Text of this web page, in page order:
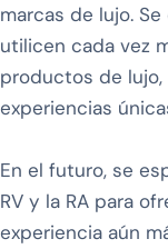
marcas de lujo.
utilicen cada vez
productos de
experiencias
En el futuro, se
RV y la RA para
experiencia aún